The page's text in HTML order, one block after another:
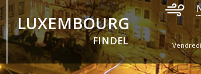
LUXEMBOURG
FINDEL